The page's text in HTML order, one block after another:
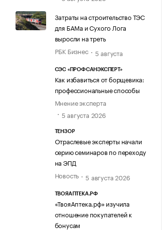
Затраты на строительство ТЭС
для БАМа и Сухого Лога
выросли на треть
РБК Бизнес
5 августа
СЭС «ПРОФСАНЭКСПЕРТ»
Как избавиться от борщевика:
профессиональные способы
Мнение эксперта
5 августа 2026
ТЕНЗОР
Отраслевые эксперты начали
серию семинаров по переходу
на ЭПД
Новость
5 августа 2026
ТВОЯАПТЕКА.РФ
«ТвояАптека.рф» изучила
отношение покупателей к
бонусам